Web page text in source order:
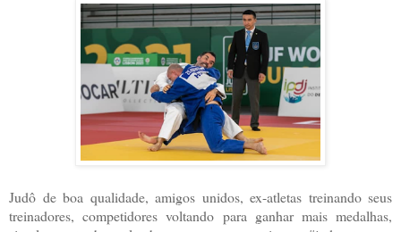
Judô de boa qualidade, amigos unidos, ex-atletas treinando seus
treinadores, competidores voltando para ganhar mais medalhas,